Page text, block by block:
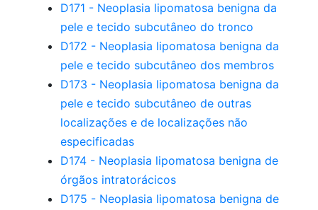
D171 - Neoplasia lipomatosa benigna da
pele e tecido subcutâneo do tronco
D172 - Neoplasia lipomatosa benigna da
pele e tecido subcutâneo dos membros
D173 - Neoplasia lipomatosa benigna da
pele e tecido subcutâneo de outras
localizações e de localizações não
especificadas
D174 - Neoplasia lipomatosa benigna de
órgãos intratorácicos
D175 - Neoplasia lipomatosa benigna de